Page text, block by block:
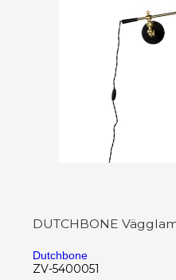
DUTCHBONE
Dutchbone
ZV-5400051